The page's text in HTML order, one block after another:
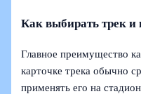
Как выбирать трек и
Главное преимущество
карточке трека обычно
применять его на